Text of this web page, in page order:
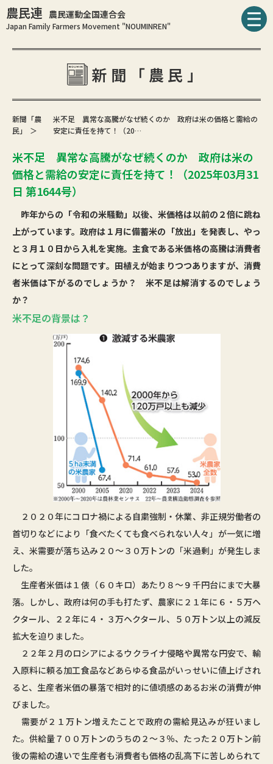
農民連 農民運動全国連合会
Japan Family Farmers Movement "NOUMINREN"
新聞「農民」
新聞「農
民」
米不足 異常な高騰がなぜ続くのか 政府は米の価格と需給の
安定に責任を持て！（20…
米不足 異常な高騰がなぜ続くのか 政府は米の
価格と需給の安定に責任を持て！（2025年03月31
日 第1644号）
昨年からの「令和の米騒動」以後、米価格は以前の２倍に跳ね
上がっています。政府は１月に備蓄米の「放出」を発表し、やっ
と３月１０日から入札を実施。主食である米価格の高騰は消費者
にとって深刻な問題です。田植えが始まりつつありますが、消費
者米価は下がるのでしょうか？ 米不足は解消するのでしょう
か？
米不足の背景は？
２０２０年にコロナ禍による自粛強制・休業、非正規労働者の
首切りなどにより「食べたくても食べられない人々」が一気に増
え、米需要が落ち込み２０～３０万トンの「米過剰」が発生しま
した。
生産者米価は１俵（６０キロ）あたり８～９千円台にまで大暴
落。しかし、政府は何の手も打たず、農家に２１年に６・５万ヘ
クタール、２２年に４・３万ヘクタール、５０万トン以上の減反
拡大を迫りました。
２２年２月のロシアによるウクライナ侵略や異常な円安で、輸
入原料に頼る加工食品などあらゆる食品がいっせいに値上げされ
ると、生産者米価の暴落で相対的に値頃感のあるお米の消費が伸
びました。
需要が２１万トン増えたことで政府の需給見込みが狂いまし
た。供給量７００万トンのうちの２～３％、たった２０万トン前
後の需給の違いで生産者も消費者も価格の乱高下に苦しめられて